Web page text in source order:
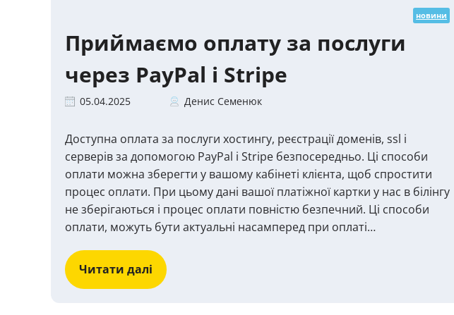
новини
Приймаємо оплату за послуги
через PayPal і Stripe
05.04.2025 Денис Семенюк
Доступна оплата за послуги хостингу, реєстрації доменів, ssl і
серверів за допомогою PayPal і Stripe безпосередньо. Ці способи
оплати можна зберегти у вашому кабінеті клієнта, щоб спростити
процес оплати. При цьому дані вашої платіжної картки у нас в білінгу
не зберігаються і процес оплати повністю безпечний. Ці способи
оплати, можуть бути актуальні насамперед при оплаті…
Читати далі